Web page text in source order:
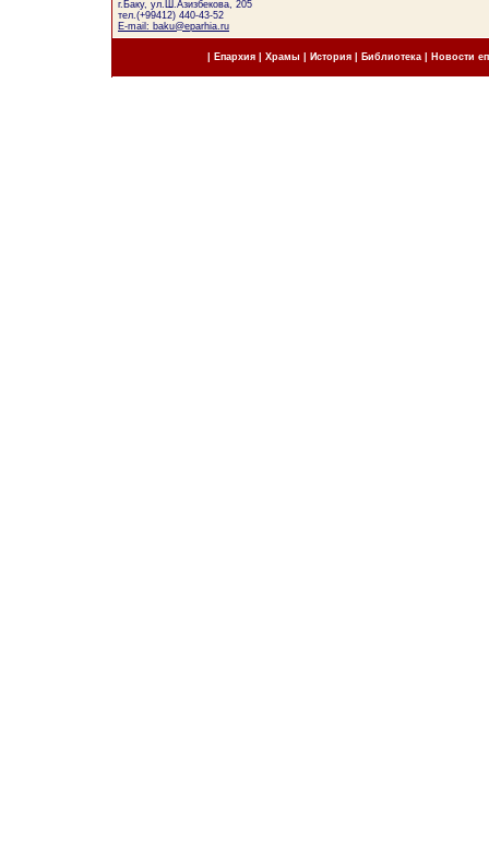
г.Баку, ул.Ш.Азизбекова, 205
тел.(+99412) 440-43-52
E-mail: baku@eparhia.ru
Епархия| Храмы История| Библиотека Новости